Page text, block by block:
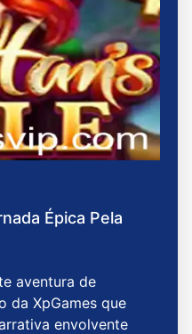
Épica Pela
aventura de
da XpGames que
envolvente